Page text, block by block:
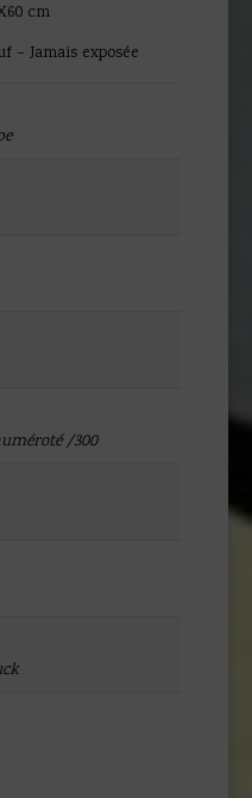
cm
– Jamais exposée
/300